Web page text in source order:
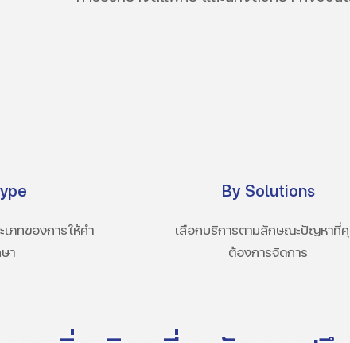
ภทของการให้คำ
า
By Solutions
เลือกบริการตามลักษณะปัญหาที่
ต้องการจัดการ